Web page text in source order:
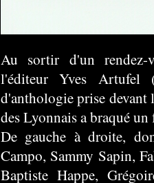
Au sortir d'un rendez-
l'éditeur Yves Artufel
d'anthologie prise devant
des Lyonnais a braqué
De gauche à droite,
Campo, Sammy Sapin,
Baptiste Happe,